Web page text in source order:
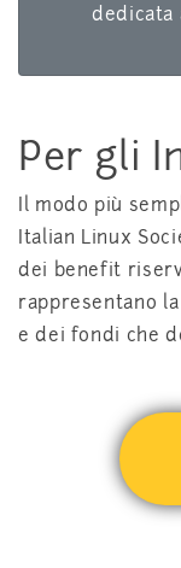
Per gli
Il modo più
Italian Linux
dei benefit
rappresentano
e dei fondi che